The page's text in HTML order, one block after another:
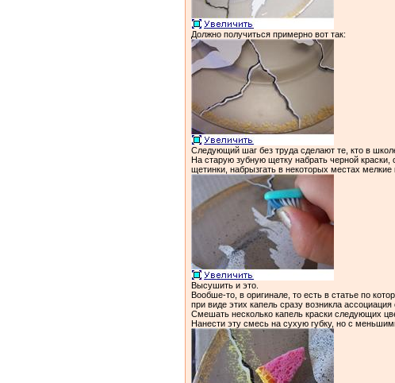
Должно получиться примерно вот так:
Следующий шаг без труда сделают те, кто в
На старую зубную щетку набрать черной
щетинки, набрызгать в некоторых местах мелкие
Высушить и это.
Вообше-то, в оригинале, то есть в статье по
при виде этих капель сразу возникла
Смешать несколько капель краски следующих
Нанести эту смесь на сухую губку, но с